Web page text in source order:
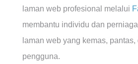
laman web profesional melalui
membantu individu dan
laman web yang kemas, pantas,
pengguna.